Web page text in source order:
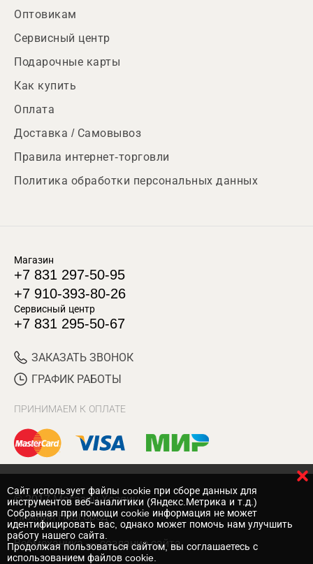
Оптовикам
Сервисный центр
Подарочные карты
Как купить
Оплата
Доставка / Самовывоз
Правила интернет-торговли
Политика обработки персональных данных
Магазин
+7 831 297-50-95
+7 910-393-80-26
Сервисный центр
+7 831 295-50-67
ЗАКАЗАТЬ ЗВОНОК
ГРАФИК РАБОТЫ
ПРИНИМАЕМ К ОПЛАТЕ
© 2017 Магазин Хозяин
Нижний Новгород
Вебмеханика — создание сайта
Cайт использует файлы cookie при сборе данных для
инструментов веб-аналитики (Яндекс.Метрика и т.д.)
Собранная при помощи cookie информация не может
идентифицировать вас, однако может помочь нам улучшить
работу нашего сайта.
Продолжая пользоваться сайтом, вы соглашаетесь с
использованием файлов cookie.